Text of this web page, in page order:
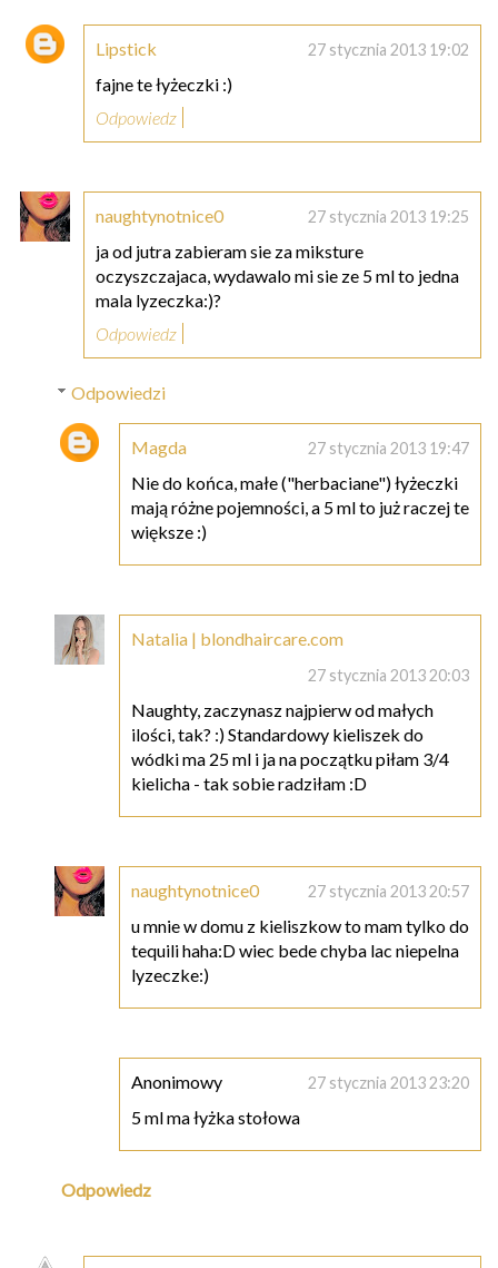
Lipstick 27 stycznia 2013 19:02
fajne te łyżeczki :)
Odpowiedz
naughtynotnice0 27 stycznia 2013 19:25
ja od jutra zabieram sie za miksture
oczyszczajaca, wydawalo mi sie ze 5 ml to jedna
mala lyzeczka:)?
Odpowiedz
Odpowiedzi
Magda 27 stycznia 2013 19:47
Nie do końca, małe ("herbaciane") łyżeczki
mają różne pojemności, a 5 ml to już raczej te
większe :)
Natalia | blondhaircare.com
27 stycznia 2013 20:03
Naughty, zaczynasz najpierw od małych
ilości, tak? :) Standardowy kieliszek do
wódki ma 25 ml i ja na początku piłam 3/4
kielicha - tak sobie radziłam :D
naughtynotnice0 27 stycznia 2013 20:57
u mnie w domu z kieliszkow to mam tylko do
tequili haha:D wiec bede chyba lac niepelna
lyzeczke:)
Anonimowy 27 stycznia 2013 23:20
5 ml ma łyżka stołowa
Odpowiedz